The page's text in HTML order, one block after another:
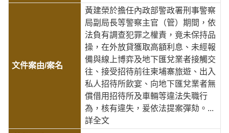
黃建榮於擔任內政部警政署刑事警察
局副局長等警察主官（管）期間，依
法負有調查犯罪之權責，竟未保持品
操，在外放貸獲取高額利息、未經報
備與線上博弈及地下匯兌業者接觸交
往、接受招待前往柬埔寨旅遊、出入
私人招待所飲宴、向地下匯兌業者無
償借用招待所及車輛等違法失職行
為，核有違失，爰依法提案彈劾。 ...
詳全文